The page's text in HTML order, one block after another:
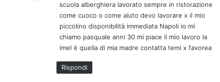
e
t
t
o
:
scuola alberghiera lavorato sempre in ristorazione
come cuoco o come aiuto devo lavorare x il mio
piccolino disponibilità immediata Napoli io mi
chiamo pasquale anni 30 mi piace il mio lavoro la
imel è quella di mia madre contatta temi x favorea
Rispondi